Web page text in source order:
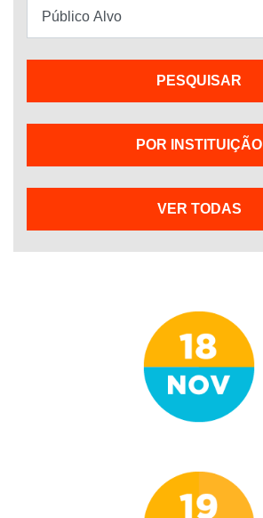
POR INSTITUIÇÃO
VER TODAS